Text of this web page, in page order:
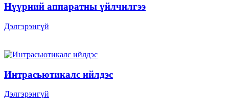
Нүүрний аппаратны үйлчилгээ
Дэлгэрэнгүй
Интрасьютикалс ийлдэс
Дэлгэрэнгүй